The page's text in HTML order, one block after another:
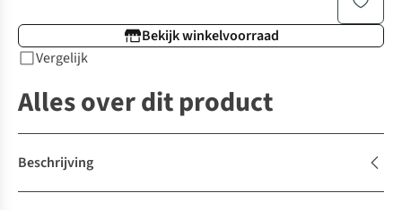
Bekijk winkelvoorraad
Vergelijk
Alles over dit product
Beschrijving